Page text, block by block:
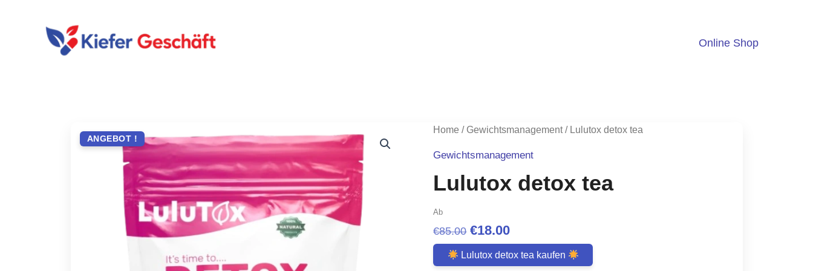
Online Shop
ANGEBOT !
Home / Gewichtsmanagement/ Lulutox detox tea
Gewichtsmanagement
Lulutox detox tea
Ab
€85.00 Original
price
€18.00Current
price
Lulutox detox tea kaufen